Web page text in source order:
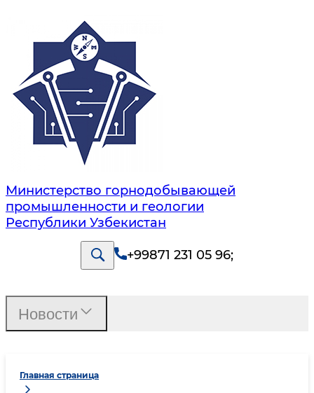
Министерство горнодобывающей
промышленности и геологии
Республики Узбекистан
+99871 231 05 96;
Главная страница
Новости